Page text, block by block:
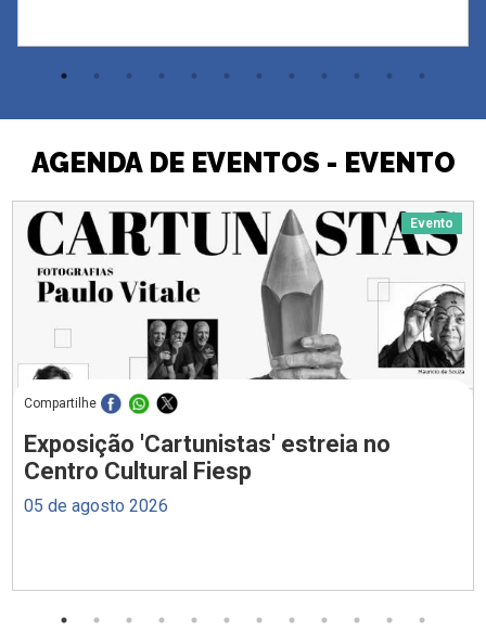
AGENDA DE EVENTOS - EVENTO
Evento
Compartilhe
Exposição 'Cartunistas' estreia no
Centro Cultural Fiesp
05 de agosto 2026